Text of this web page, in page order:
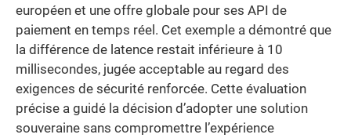
européen et une offre globale pour ses API de
paiement en temps réel. Cet exemple a démontré que
la différence de latence restait inférieure à 10
millisecondes, jugée acceptable au regard des
exigences de sécurité renforcée. Cette évaluation
précise a guidé la décision d’adopter une solution
souveraine sans compromettre l’expérience